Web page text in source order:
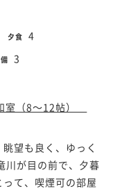
夕食 4
3
室（8～12帖）
望も良く、ゆっく
川が目の前で、夕暮
て、喫煙可の部屋